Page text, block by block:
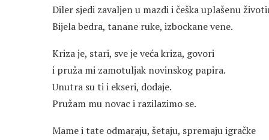
Diler sjedi zavaljen u mazdi i češka uplašenu
Bijela bedra, tanane ruke, izbockane vene.
Kriza je, stari, sve je veća kriza, govori
i pruža mi zamotuljak novinskog papira.
Unutra su ti i ekseri, dodaje.
Pružam mu novac i razilazimo se.
Mame i tate odmaraju, šetaju, spremaju igračke